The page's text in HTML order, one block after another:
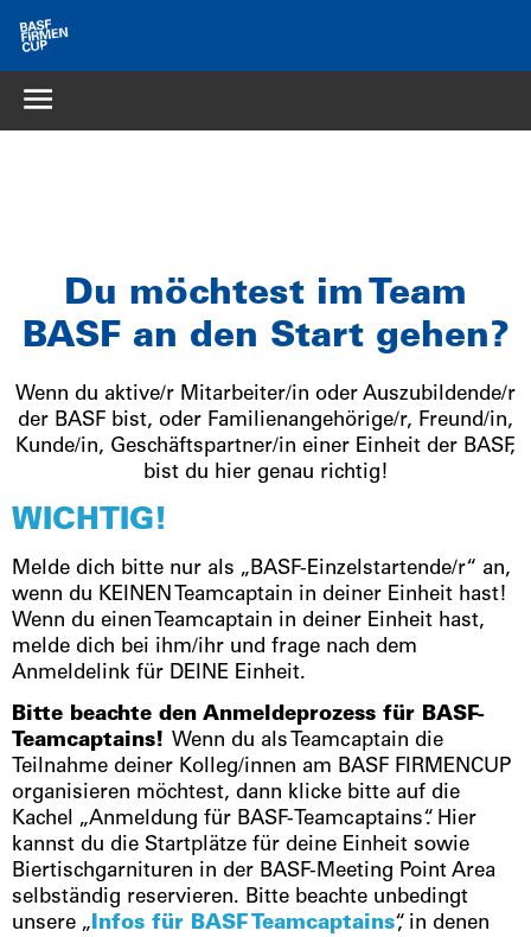
Du möchtest im Team
BASF an den Start gehen?
Wenn du aktive/r Mitarbeiter/in oder Auszubildende/r
der BASF bist, oder Familienangehörige/r, Freund/in,
Kunde/in, Geschäftspartner/in einer Einheit der BASF,
bist du hier genau richtig!
WICHTIG!
Melde dich bitte nur als „BASF-Einzelstartende/r“ an,
wenn du KEINEN Teamcaptain in deiner Einheit hast!
Wenn du einen Teamcaptain in deiner Einheit hast,
melde dich bei ihm/ihr und frage nach dem
Anmeldelink für DEINE Einheit.
Bitte beachte den Anmeldeprozess für BASF-
Teamcaptains! Wenn du als Teamcaptain die
Teilnahme deiner Kolleg/innen am BASF FIRMENCUP
organisieren möchtest, dann klicke bitte auf die
Kachel „Anmeldung für BASF-Teamcaptains“. Hier
kannst du die Startplätze für deine Einheit sowie
Biertischgarnituren in der BASF-Meeting Point Area
selbständig reservieren. Bitte beachte unbedingt
unsere „Infos für BASF Teamcaptains“, in denen